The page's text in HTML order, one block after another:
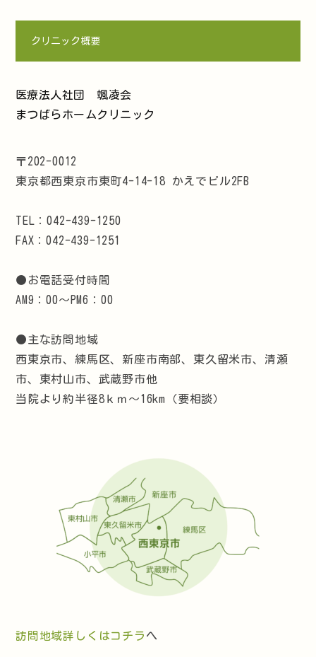
クリニック概要
医療法人社団 颯凌会
まつばらホームクリニック
〒202-0012
東京都西東京市東町4-14-18 かえでビル2FB
TEL：042-439-1250
FAX：042-439-1251
●お電話受付時間
AM9：00～PM6：00
●主な訪問地域
西東京市、練馬区、新座市南部、東久留米市、清瀬
市、東村山市、武蔵野市他
当院より約半径8ｋｍ～16km（要相談）
訪問地域詳しくはコチラ へ